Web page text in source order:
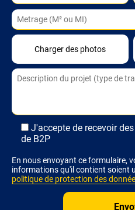
J'accepte de recevoir
de B2P
En nous envoyant ce formulaire,
informations qu'il contient soient
politique de protection des
Alternative: